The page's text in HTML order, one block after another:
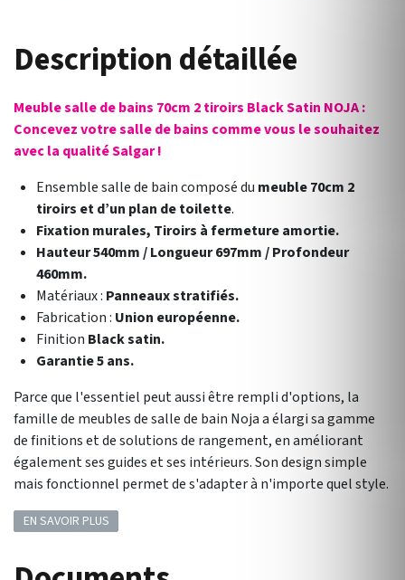
Description détaillée
Meuble salle de bains 70cm 2 tiroirs Black Satin NOJA :
Concevez votre salle de bains comme vous le souhaitez
avec la qualité Salgar !
Ensemble salle de bain composé du meuble 70cm 2
tiroirs et d’un plan de toilette.
Fixation murales, Tiroirs à fermeture amortie.
Hauteur 540mm / Longueur 697mm / Profondeur
460mm.
Matériaux : Panneaux stratifiés.
Fabrication : Union européenne.
Finition Black satin.
Garantie 5 ans.
Parce que l'essentiel peut aussi être rempli d'options, la
famille de meubles de salle de bain Noja a élargi sa gamme
de finitions et de solutions de rangement, en améliorant
également ses guides et ses intérieurs. Son design simple
mais fonctionnel permet de s'adapter à n'importe quel style.
EN SAVOIR PLUS